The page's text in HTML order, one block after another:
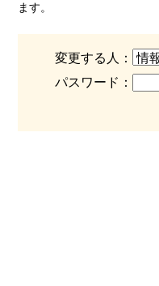
ます。
変更する人：
パスワード：